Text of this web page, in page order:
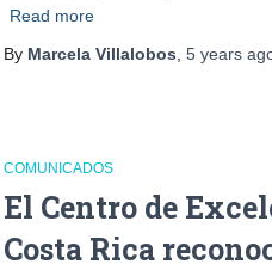
Read more
By Marcela Villalobos 5 years
COMUNICADOS
El Centro de
Costa Rica